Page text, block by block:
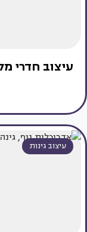
עיצוב חדרי
עיצוב גינות